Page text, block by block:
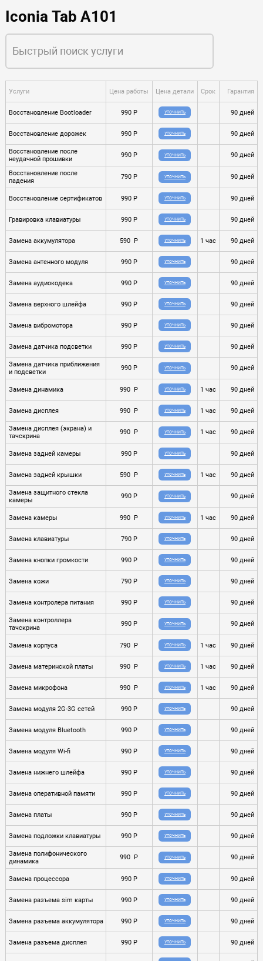
Iconia Tab A101
Услуги Цена работы Цена детали Срок Гарантия
Восстановление Bootloader 990 P УТОЧНИТЬ 90 дней
Восстановление дорожек 990 P УТОЧНИТЬ 90 дней
Восстановление после
неудачной прошивки
990 P УТОЧНИТЬ 90 дней
Восстановление после
падения
790 P УТОЧНИТЬ 90 дней
Восстановление сертификатов 990 P УТОЧНИТЬ 90 дней
Гравировка клавиатуры 990 P УТОЧНИТЬ 90 дней
Замена аккумулятора 590 P УТОЧНИТЬ 1 час 90 дней
Замена антенного модуля 990 P УТОЧНИТЬ 90 дней
Замена аудиокодека 990 P УТОЧНИТЬ 90 дней
Замена верхного шлейфа 990 P УТОЧНИТЬ 90 дней
Замена вибромотора 990 P УТОЧНИТЬ 90 дней
Замена датчика подсветки 990 P УТОЧНИТЬ 90 дней
Замена датчика приближения
и подсветки
990 P УТОЧНИТЬ 90 дней
Замена динамика 990 P УТОЧНИТЬ 1 час 90 дней
Замена дисплея 990 P УТОЧНИТЬ 1 час 90 дней
Замена дисплея (экрана) и
тачскрина
990 P УТОЧНИТЬ 1 час 90 дней
Замена задней камеры 990 P УТОЧНИТЬ 90 дней
Замена задней крышки 590 P УТОЧНИТЬ 1 час 90 дней
Замена защитного стекла
камеры
990 P УТОЧНИТЬ 90 дней
Замена камеры 990 P УТОЧНИТЬ 1 час 90 дней
Замена клавиатуры 790 P УТОЧНИТЬ 90 дней
Замена кнопки громкости 990 P УТОЧНИТЬ 90 дней
Замена кожи 790 P УТОЧНИТЬ 90 дней
Замена контролера питания 990 P УТОЧНИТЬ 90 дней
Замена контроллера
тачскрина
990 P УТОЧНИТЬ 90 дней
Замена корпуса 790 P УТОЧНИТЬ 1 час 90 дней
Замена материнской платы 990 P УТОЧНИТЬ 1 час 90 дней
Замена микрофона 990 P УТОЧНИТЬ 1 час 90 дней
Замена модуля 2G-3G сетей 990 P УТОЧНИТЬ 90 дней
Замена модуля Bluetooth 990 P УТОЧНИТЬ 90 дней
Замена модуля Wi-fi 990 P УТОЧНИТЬ 90 дней
Замена нижнего шлейфа 990 P УТОЧНИТЬ 90 дней
Замена оперативной памяти 990 P УТОЧНИТЬ 90 дней
Замена платы 990 P УТОЧНИТЬ 90 дней
Замена подложки клавиатуры 990 P УТОЧНИТЬ 90 дней
Замена полифонического
динамика
990 P УТОЧНИТЬ 90 дней
Замена процессора 990 P УТОЧНИТЬ 90 дней
Замена разъема sim карты 990 P УТОЧНИТЬ 90 дней
Замена разъема аккумулятора 990 P УТОЧНИТЬ 90 дней
Замена разъема дисплея 990 P УТОЧНИТЬ 90 дней